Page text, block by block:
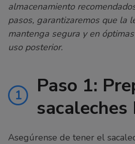
almacenamiento
pasos, garantizaremos que la
mantenga segura y en
uso posterior.
1
Paso 1:
sacaleches
Asegúrense de tener el